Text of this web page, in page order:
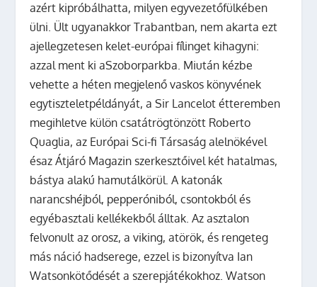
azért kipróbálhatta, milyen egyvezetőfülkében
ülni. Ült ugyanakkor Trabantban, nem akarta ezt
ajellegzetesen kelet-európai fílinget kihagyni:
azzal ment ki aSzoborparkba. Miután kézbe
vehette a héten megjelenő vaskos könyvének
egytiszteletpéldányát, a Sir Lancelot étteremben
megihletve külön csatátrögtönzött Roberto
Quaglia, az Európai Sci-fi Társaság alelnökével
ésaz Átjáró Magazin szerkesztőivel két hatalmas,
bástya alakú hamutálkörül. A katonák
narancshéjból, pepperóniból, csontokból és
egyébasztali kellékekből álltak. Az asztalon
felvonult az orosz, a viking, atörök, és rengeteg
más náció hadserege, ezzel is bizonyítva Ian
Watsonkötődését a szerepjátékokhoz. Watson